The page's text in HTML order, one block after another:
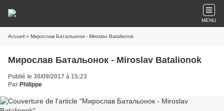
MENU
Accueil » Мирослав Батальонок - Miroslav Batalionok
Мирослав Батальонок - Miroslav Batalionok
Publié le 30/09/2017 à 15:23
Par Philippe